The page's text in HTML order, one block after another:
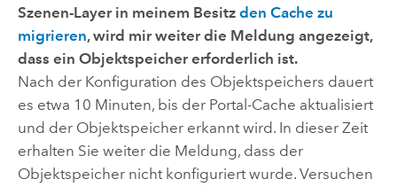
Szenen-Layer in meinem Besitz den Cache zu
migrieren, wird mir weiter die Meldung angezeigt,
dass ein Objektspeicher erforderlich ist.
Nach der Konfiguration des Objektspeichers dauert
es etwa 10 Minuten, bis der Portal-Cache aktualisiert
und der Objektspeicher erkannt wird. In dieser Zeit
erhalten Sie weiter die Meldung, dass der
Objektspeicher nicht konfiguriert wurde. Versuchen